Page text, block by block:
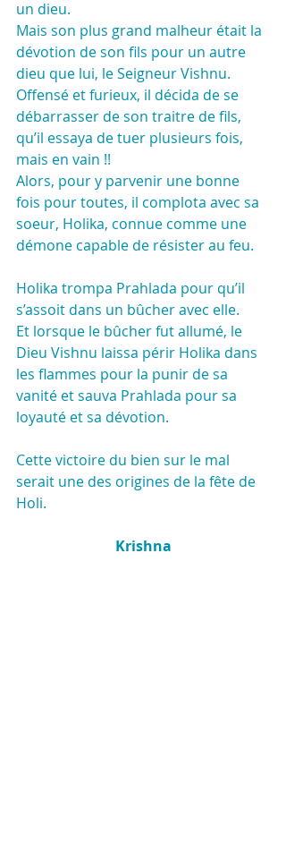
un dieu.
Mais son plus grand malheur était la
dévotion de son fils pour un autre
dieu que lui, le Seigneur Vishnu.
Offensé et furieux, il décida de se
débarrasser de son traitre de fils,
qu’il essaya de tuer plusieurs fois,
mais en vain !!
Alors, pour y parvenir une bonne
fois pour toutes, il complota avec sa
soeur, Holika, connue comme une
démone capable de résister au feu.
Holika trompa Prahlada pour qu’il
s’assoit dans un bûcher avec elle.
Et lorsque le bûcher fut allumé, le
Dieu Vishnu laissa périr Holika dans
les flammes pour la punir de sa
vanité et sauva Prahlada pour sa
loyauté et sa dévotion.
Cette victoire du bien sur le mal
serait une des origines de la fête de
Holi.
Krishna